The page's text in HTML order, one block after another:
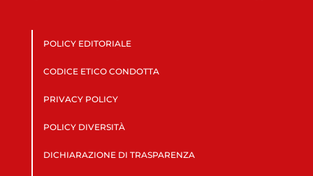
POLICY EDITORIALE
CODICE ETICO CONDOTTA
PRIVACY POLICY
POLICY DIVERSITÀ
DICHIARAZIONE DI TRASPARENZA